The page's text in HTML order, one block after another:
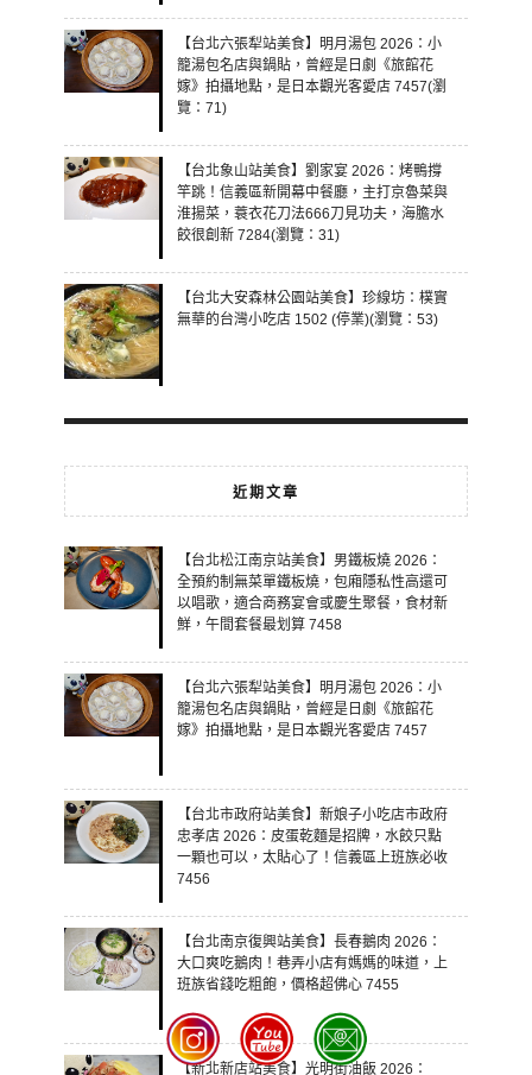
【台北六張犁站美食】明月湯包 2026：小
籠湯包名店與鍋貼，曾經是日劇《旅館花
嫁》拍攝地點，是日本觀光客愛店 7457(瀏
覽：71)
【台北象山站美食】劉家宴 2026：烤鴨撐
竿跳！信義區新開幕中餐廳，主打京魯菜與
淮揚菜，蓑衣花刀法666刀見功夫，海膽水
餃很創新 7284(瀏覽：31)
【台北大安森林公園站美食】珍線坊：樸實
無華的台灣小吃店 1502 (停業)(瀏覽：53)
近期文章
【台北松江南京站美食】男鐵板燒 2026：
全預約制無菜單鐵板燒，包廂隱私性高還可
以唱歌，適合商務宴會或慶生聚餐，食材新
鮮，午間套餐最划算 7458
【台北六張犁站美食】明月湯包 2026：小
籠湯包名店與鍋貼，曾經是日劇《旅館花
嫁》拍攝地點，是日本觀光客愛店 7457
【台北市政府站美食】新娘子小吃店市政府
忠孝店 2026：皮蛋乾麵是招牌，水餃只點
一顆也可以，太貼心了！信義區上班族必收
7456
【台北南京復興站美食】長春鵝肉 2026：
大口爽吃鵝肉！巷弄小店有媽媽的味道，上
班族省錢吃粗飽，價格超佛心 7455
【新北新店站美食】光明街油飯 2026：